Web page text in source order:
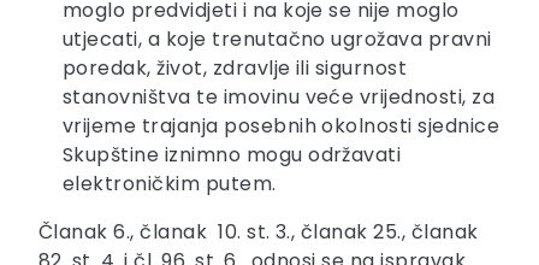
moglo predvidjeti i na koje se nije moglo
utjecati, a koje trenutačno ugrožava pravni
poredak, život, zdravlje ili sigurnost
stanovništva te imovinu veće vrijednosti, za
vrijeme trajanja posebnih okolnosti sjednice
Skupštine iznimno mogu održavati
elektroničkim putem.
Članak 6., članak 10. st. 3., članak 25., članak